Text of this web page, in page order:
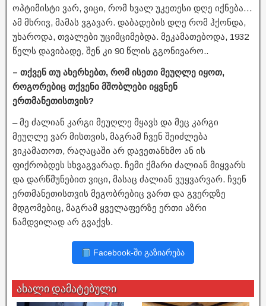
ოპტიმისტი ვარ, ვიცი, რომ ხვალ უკეთესი დღე იქნება…
ამ მხრივ, მამას ვგავარ. დაბადების დღე რომ ჰქონდა,
უხაროდა, თვალები უციმციმებდა. მეკამათებოდა, 1932
წელს დავიბადე, შენ კი 90 წლის გგონივარო..
– თქვენ თუ ახერხებთ, რომ ისეთი მეუღლე იყოთ,
როგორებიც თქვენი მშობლები იყვნენ
ერთმანეთისთვის?
– მე ძალიან კარგი მეუღლე მყავს და მეც კარგი
მეუღლე ვარ მისთვის, მაგრამ ჩვენ შეიძლება
ვიკამათოთ, რაღაცაში არ დავეთანხმო ან ის
ფიქრობდეს სხვაგვარად. ჩემი ქმარი ძალიან მიყვარს
და დარწმუნებით ვიცი, მასაც ძალიან ვუყვარვარ. ჩვენ
ერთმანეთისთვის მეგობრებიც ვართ და გვერდზე
მდგომებიც, მაგრამ ყველაფერზე ერთი აზრი
ნამდვილად არ გვაქვს.
Facebook-ში გაზიარება
ახალი დამატებული